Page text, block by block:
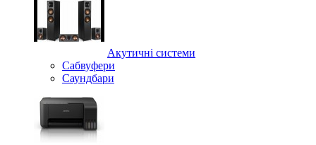
Акутичні системи
Сабвуфери
Саундбари